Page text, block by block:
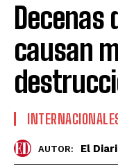
causan
AUTOR: El